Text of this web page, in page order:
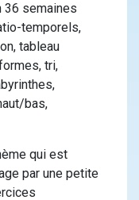
36 semaines
temporels,
tableau
tri,
bas,
qui est
par une petite